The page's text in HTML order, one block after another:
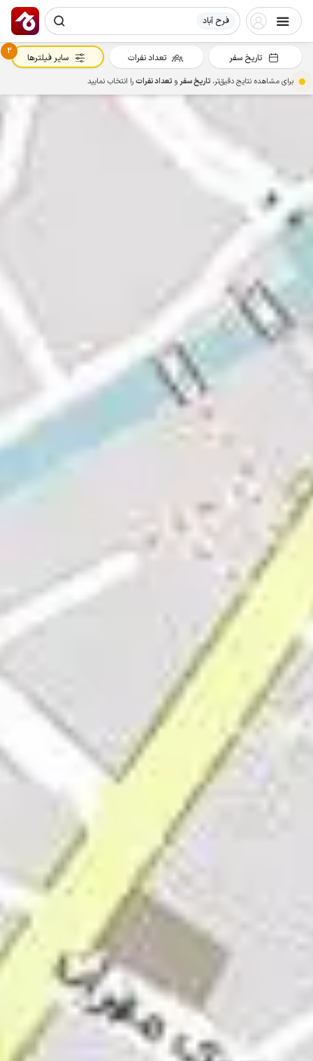
فرح آباد
تاریخ سفر تعداد نفرات
2
سایر فیلترها
برای مشاهده نتایج دقیق‌تر، تاریخ سفرو تعداد نفراترا انتخاب نمایید